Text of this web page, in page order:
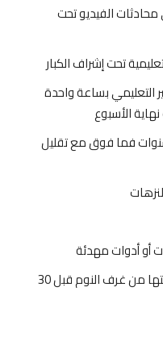
المقالات
Blog
في محادثات الفيديو تحت
غير التعليمي بساعة واحدة
العادات الصحية للأعمار من 6 سنوات فما فوق مع تقليل
أو أدوات مهدئة
التأكد من إيقاف تشغيل الشاشات وإزالتها من غرف النوم قبل 30